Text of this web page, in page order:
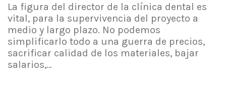
La figura del director de la clínica dental es
vital, para la supervivencia del proyecto a
medio y largo plazo. No podemos
simplificarlo todo a una guerra de precios,
sacrificar calidad de los materiales, bajar
salarios,…